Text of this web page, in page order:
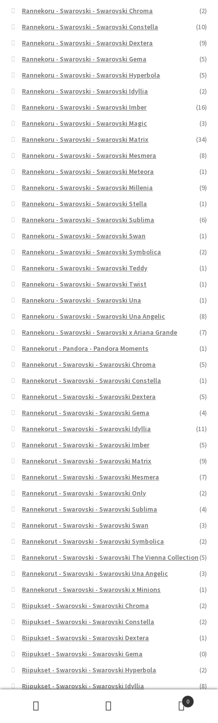
Rannekoru - Swarovski - Swarovski Chroma
(2)
Rannekoru - Swarovski - Swarovski Constella
(10)
Rannekoru - Swarovski - Swarovski Dextera
(9)
Rannekoru - Swarovski - Swarovski Gema
(5)
Rannekoru - Swarovski - Swarovski Hyperbola
(5)
Rannekoru - Swarovski - Swarovski Idyllia
(2)
Rannekoru - Swarovski - Swarovski Imber
(16)
Rannekoru - Swarovski - Swarovski Magic
(3)
Rannekoru - Swarovski - Swarovski Matrix
(34)
Rannekoru - Swarovski - Swarovski Mesmera
(8)
Rannekoru - Swarovski - Swarovski Meteora
(1)
Rannekoru - Swarovski - Swarovski Millenia
(9)
Rannekoru - Swarovski - Swarovski Stella
(1)
Rannekoru - Swarovski - Swarovski Sublima
(6)
Rannekoru - Swarovski - Swarovski Swan
(1)
Rannekoru - Swarovski - Swarovski Symbolica
(2)
Rannekoru - Swarovski - Swarovski Teddy
(1)
Rannekoru - Swarovski - Swarovski Twist
(1)
Rannekoru - Swarovski - Swarovski Una
(1)
Rannekoru - Swarovski - Swarovski Una Angelic
(8)
Rannekoru - Swarovski - Swarovski x Ariana Grande
(7)
Rannekorut - Pandora - Pandora Moments
(1)
Rannekorut - Swarovski - Swarovski Chroma
(5)
Rannekorut - Swarovski - Swarovski Constella
(1)
Rannekorut - Swarovski - Swarovski Dextera
(5)
Rannekorut - Swarovski - Swarovski Gema
(4)
Rannekorut - Swarovski - Swarovski Idyllia
(11)
Rannekorut - Swarovski - Swarovski Imber
(5)
Rannekorut - Swarovski - Swarovski Matrix
(9)
Rannekorut - Swarovski - Swarovski Mesmera
(7)
Rannekorut - Swarovski - Swarovski Only
(2)
Rannekorut - Swarovski - Swarovski Sublima
(4)
Rannekorut - Swarovski - Swarovski Swan
(3)
Rannekorut - Swarovski - Swarovski Symbolica
(2)
Rannekorut - Swarovski - Swarovski The Vienna Collection (5)
Rannekorut - Swarovski - Swarovski Una Angelic
(3)
Rannekorut - Swarovski - Swarovski x Minions
(1)
Riipukset - Swarovski - Swarovski Chroma
(2)
Riipukset - Swarovski - Swarovski Constella
(2)
Riipukset - Swarovski - Swarovski Dextera
(1)
Riipukset - Swarovski - Swarovski Gema
(0)
Riipukset - Swarovski - Swarovski Hyperbola
(2)
Riipukset - Swarovski - Swarovski Idyllia
(8)
Riipukset - Swarovski - Swarovski Sublima
0